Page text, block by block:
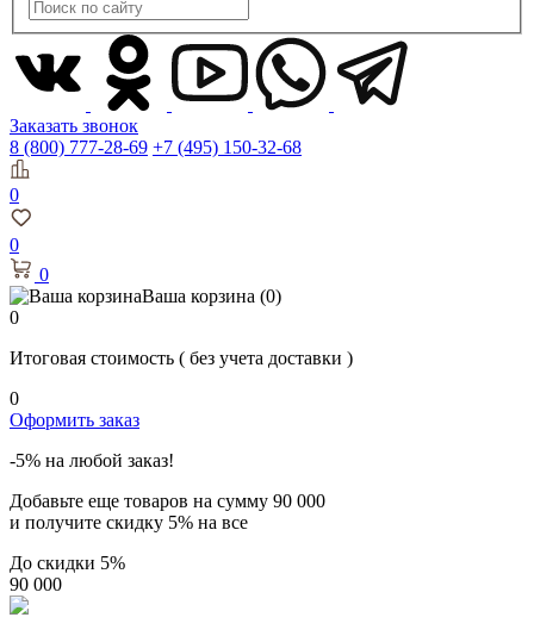
Заказать звонок
8 (800) 777-28-69 +7 (495) 150-32-68
0
0
0
Ваша корзина (0)
0
Итоговая стоимость ( без учета доставки )
0
Оформить заказ
-5% на любой заказ!
Добавьте еще товаров на сумму 90 000
и получите скидку 5% на все
До скидки 5%
90 000